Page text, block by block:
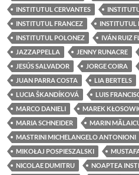
INSTITUTUL CERVANTES
INSTITUTUL FRANCEZ
INSTITUTUL
INSTITUTUL POLONEZ
IVÁN RUIZ
JAZZAPPELLA
JENNY RUNACRE
JESÚS SALVADOR
JORGE COIRA
JUAN PARRA COSTA
LIA BERTELS
LUCIA ŠKANDÍKOVÁ
LUIS
MARCO DANIELI
MAREK
MARIA SCHNEIDER
MARIN
MASTRINI MICHELANGELO ANTONIONI
MIKOŁAJ POSPIESZALSKI
NICOLAE DUMITRU
NOAPTEA